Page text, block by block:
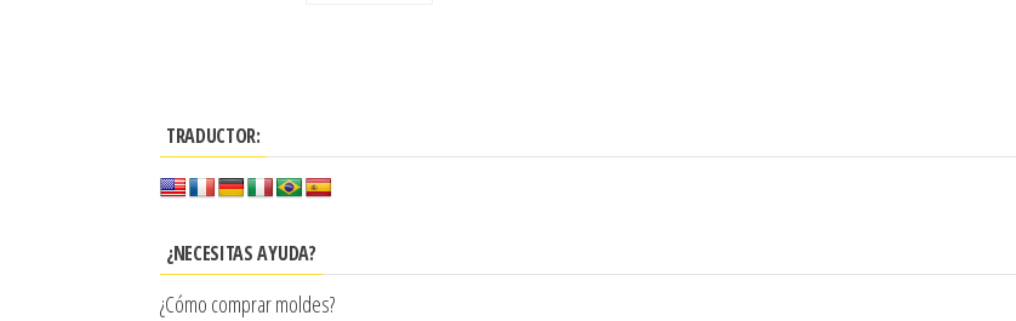
TRADUCTOR:
¿NECESITAS AYUDA?
¿Cómo comprar moldes?